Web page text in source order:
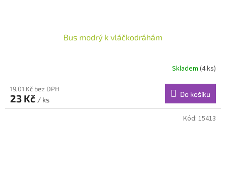
Bus modrý k vláčkodráhám
Skladem (4 ks)
19,01 Kč bez DPH
23 Kč / ks
Do košíku
Kód: 15413